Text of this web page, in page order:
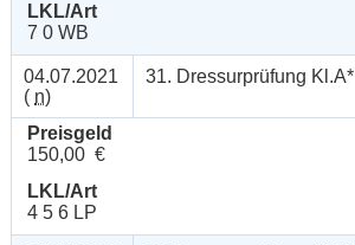
LKL/Art
7 0 WB
04.07.2021
( n)
31. Dressurprüfung Kl.A*
Preisgeld
150,00 €
LKL/Art
4 5 6 LP